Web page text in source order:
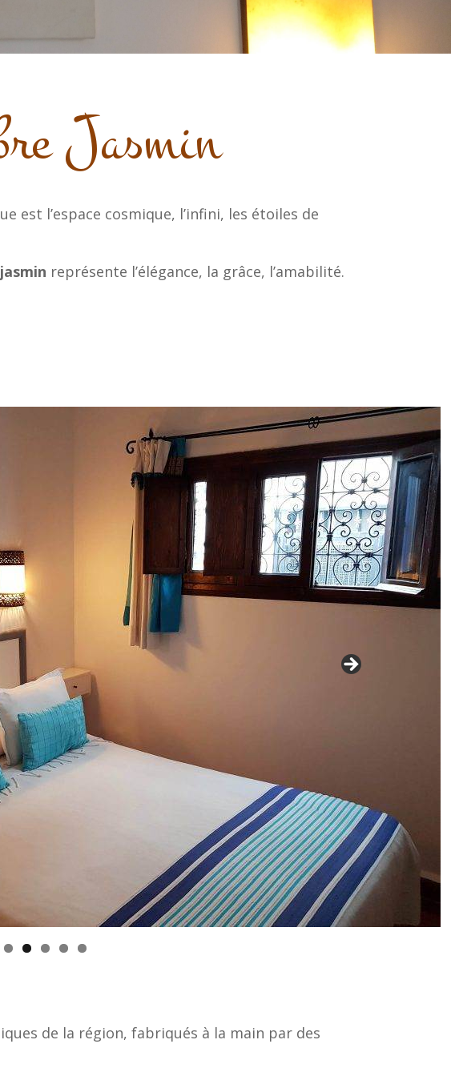
Jasmin
est l’espace cosmique, l’infini, les étoiles de
jasmin représente l’élégance, la grâce, l’amabilité.
de la région, fabriqués à la main par des